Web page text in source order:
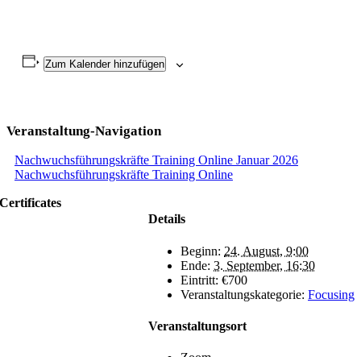
Zum Kalender hinzufügen
Veranstaltung-Navigation
Nachwuchsführungskräfte Training Online Januar 2026
Nachwuchsführungskräfte Training Online
Details
Beginn: 24. August, 9:00
Ende: 3. September, 16:30
Eintritt: €700
Veranstaltungskategorie: Focusing
Veranstaltungsort
Certificates